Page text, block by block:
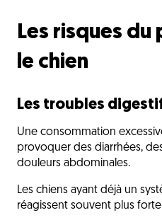
Les risques
le chien
Les troubles
Une consommation
provoquer des diarrhées,
douleurs abdominales.
Les chiens ayant déjà un
réagissent souvent plus